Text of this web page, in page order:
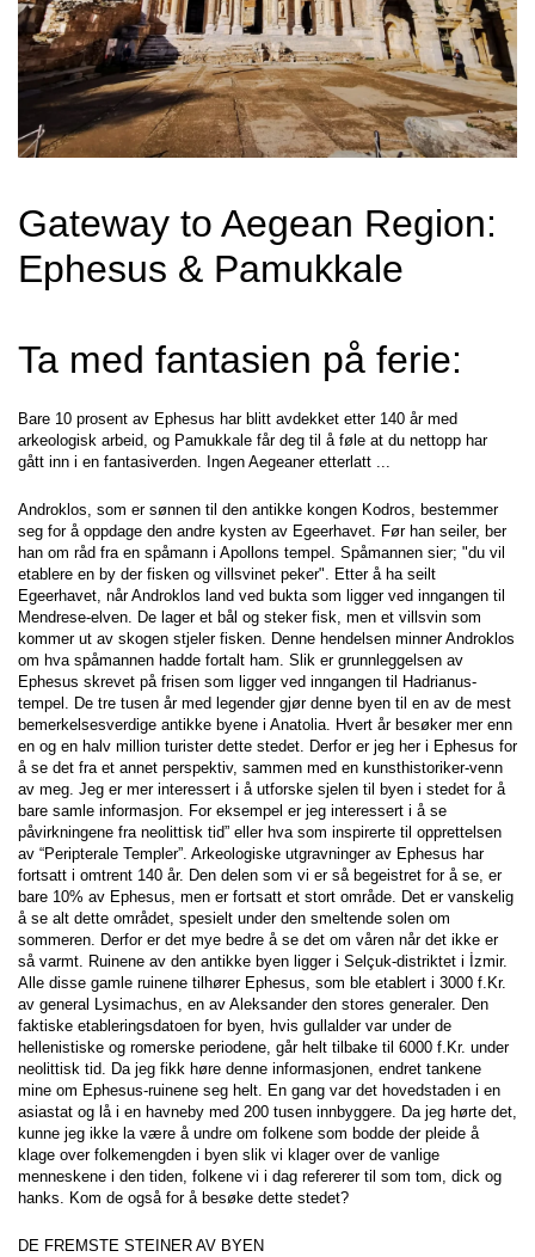
Gateway to Aegean Region:
Ephesus & Pamukkale
Ta med fantasien på ferie:
Bare 10 prosent av Ephesus har blitt avdekket etter 140 år med
arkeologisk arbeid, og Pamukkale får deg til å føle at du nettopp har
gått inn i en fantasiverden. Ingen Aegeaner etterlatt ...
Androklos, som er sønnen til den antikke kongen Kodros, bestemmer
seg for å oppdage den andre kysten av Egeerhavet. Før han seiler, ber
han om råd fra en spåmann i Apollons tempel. Spåmannen sier; "du vil
etablere en by der fisken og villsvinet peker". Etter å ha seilt
Egeerhavet, når Androklos land ved bukta som ligger ved inngangen til
Mendrese-elven. De lager et bål og steker fisk, men et villsvin som
kommer ut av skogen stjeler fisken. Denne hendelsen minner Androklos
om hva spåmannen hadde fortalt ham. Slik er grunnleggelsen av
Ephesus skrevet på frisen som ligger ved inngangen til Hadrianus-
tempel. De tre tusen år med legender gjør denne byen til en av de mest
bemerkelsesverdige antikke byene i Anatolia. Hvert år besøker mer enn
en og en halv million turister dette stedet. Derfor er jeg her i Ephesus for
å se det fra et annet perspektiv, sammen med en kunsthistoriker-venn
av meg. Jeg er mer interessert i å utforske sjelen til byen i stedet for å
bare samle informasjon. For eksempel er jeg interessert i å se
påvirkningene fra neolittisk tid” eller hva som inspirerte til opprettelsen
av “Peripterale Templer”. Arkeologiske utgravninger av Ephesus har
fortsatt i omtrent 140 år. Den delen som vi er så begeistret for å se, er
bare 10% av Ephesus, men er fortsatt et stort område. Det er vanskelig
å se alt dette området, spesielt under den smeltende solen om
sommeren. Derfor er det mye bedre å se det om våren når det ikke er
så varmt. Ruinene av den antikke byen ligger i Selçuk-distriktet i İzmir.
Alle disse gamle ruinene tilhører Ephesus, som ble etablert i 3000 f.Kr.
av general Lysimachus, en av Aleksander den stores generaler. Den
faktiske etableringsdatoen for byen, hvis gullalder var under de
hellenistiske og romerske periodene, går helt tilbake til 6000 f.Kr. under
neolittisk tid. Da jeg fikk høre denne informasjonen, endret tankene
mine om Ephesus-ruinene seg helt. En gang var det hovedstaden i en
asiastat og lå i en havneby med 200 tusen innbyggere. Da jeg hørte det,
kunne jeg ikke la være å undre om folkene som bodde der pleide å
klage over folkemengden i byen slik vi klager over de vanlige
menneskene i den tiden, folkene vi i dag refererer til som tom, dick og
hanks. Kom de også for å besøke dette stedet?
DE FREMSTE STEINER AV BYEN